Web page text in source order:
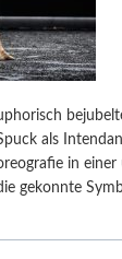
als
in
gekonnte